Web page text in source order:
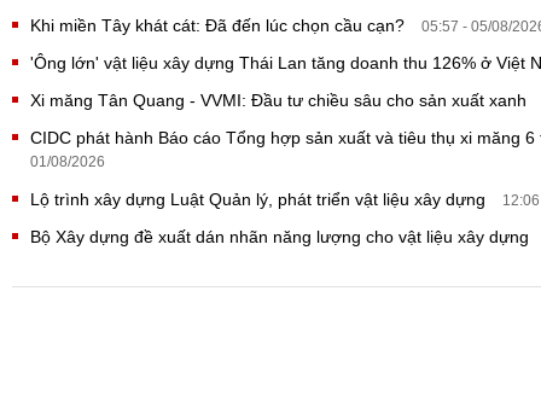
Khi miền Tây khát cát: Đã đến lúc chọn cầu cạn?
05:57 - 05/08/
'Ông lớn' vật liệu xây dựng Thái Lan tăng doanh thu 126% ở Việt
Xi măng Tân Quang - VVMI: Đầu tư chiều sâu cho sản xuất xanh
CIDC phát hành Báo cáo Tổng hợp sản xuất và tiêu thụ xi măng
01/08/2026
Lộ trình xây dựng Luật Quản lý, phát triển vật liệu xây dựng
Bộ Xây dựng đề xuất dán nhãn năng lượng cho vật liệu xây dựng